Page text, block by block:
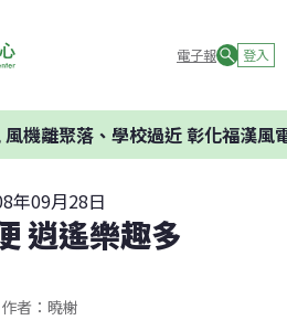
電子報 登入
機離聚落、學校過近 彰化福漢風
年09月28日
逍遙樂趣多
作者：曉榭